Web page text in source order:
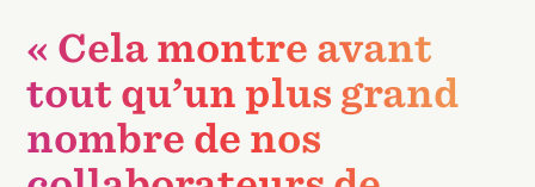
« Cela montre avant
tout qu’un plus grand
nombre de nos